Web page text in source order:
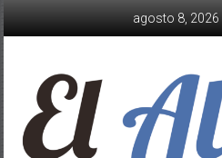
agosto 8, 2026